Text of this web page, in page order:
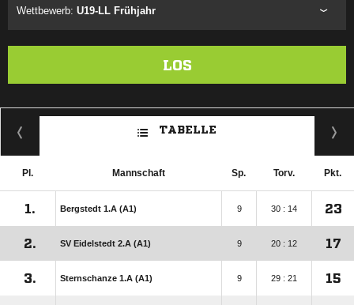
Wettbewerb: U19-LL Frühjahr
LOS
TABELLE
Pl. Mannschaft Sp. Torv. Pkt.
1. Bergstedt 1.A (A1) 9 30 : 14 23
2. SV Eidelstedt 2.A (A1) 9 20 : 12 17
3. Sternschanze 1.A (A1) 9 29 : 21 15